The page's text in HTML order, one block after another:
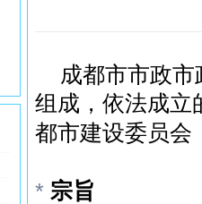
成都市市政
组成，依法成立
都市建设委员会
* 宗旨